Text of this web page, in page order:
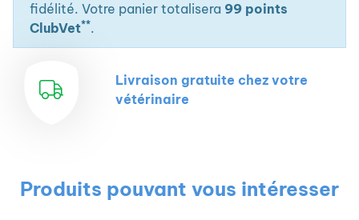
fidélité. Votre panier totalisera 99 points
ClubVet**.
Livraison gratuite chez votre
vétérinaire
Produits pouvant vous intéresser